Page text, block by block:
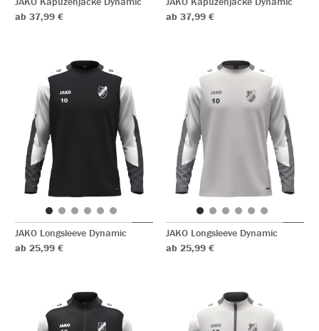
ab 37,99 €
ab 37,99 €
JAKO Longsleeve Dynamic
ab 25,99 €
JAKO Longsleeve Dynamic
ab 25,99 €